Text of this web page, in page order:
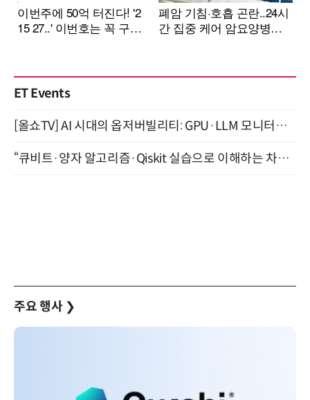
ET Events
[올쇼TV] AI 시대의 옵저버빌리티: GPU·LLM 모니터링부터 AI 기반 장애 대응까지 (8/11 생방송)
“큐비트·양자 알고리즘·Qiskit 실습으로 이해하는 차세대 컴퓨팅” (8/28)
주요 행사 ❯